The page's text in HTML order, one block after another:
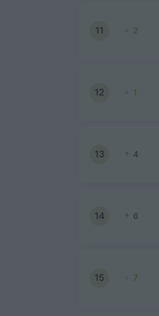
11 2
12 1
13 4
14 6
15 7